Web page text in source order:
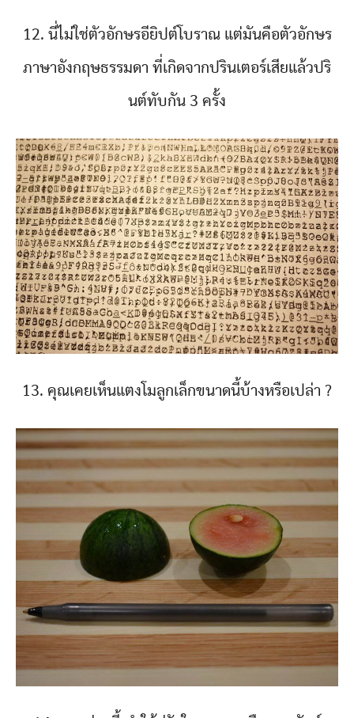
12. นี่ไม่ใช่ตัวอักษรอียิปต์โบราณ แต่มันคือตัวอักษร
ภาษาอังกฤษธรรมดา ที่เกิดจากปรินเตอร์เสียแล้วปริ
นต์ทับกัน 3 ครั้ง
13. คุณเคยเห็นแตงโมลูกเล็กขนาดนี้บ้างหรือเปล่า ?